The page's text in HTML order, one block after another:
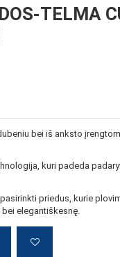
TELMA
bei iš anksto
kuri padeda
priedus, kurie
elegantiškesnę.